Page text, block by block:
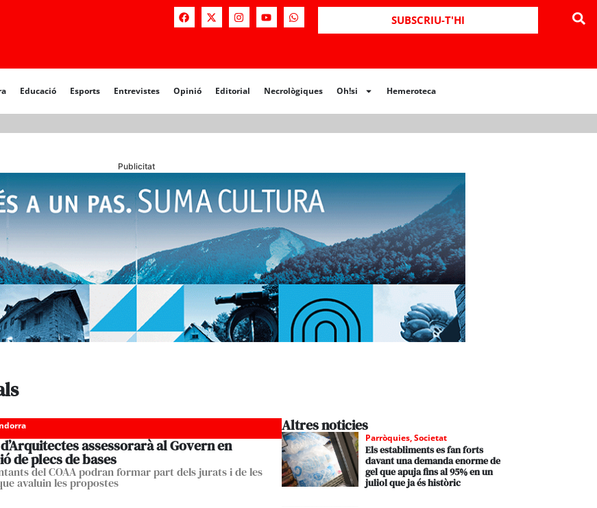
SUBSCRIU-T'HI
Educació Esports Entrevistes Opinió Editorial Necrològiques Oh!si Hemeroteca
Opinió Editorial Necrològiques Hemeroteca
Publicitat
assessorarà al Govern en
de plecs de bases
del COAA podran formar part dels jurats i de les
avaluin les propostes
Altres noticies
Parròquies,Societat
Els establiments es fan forts
davant una demanda enorme de
gel que apuja fins al 95% en un
juliol que ja és històric